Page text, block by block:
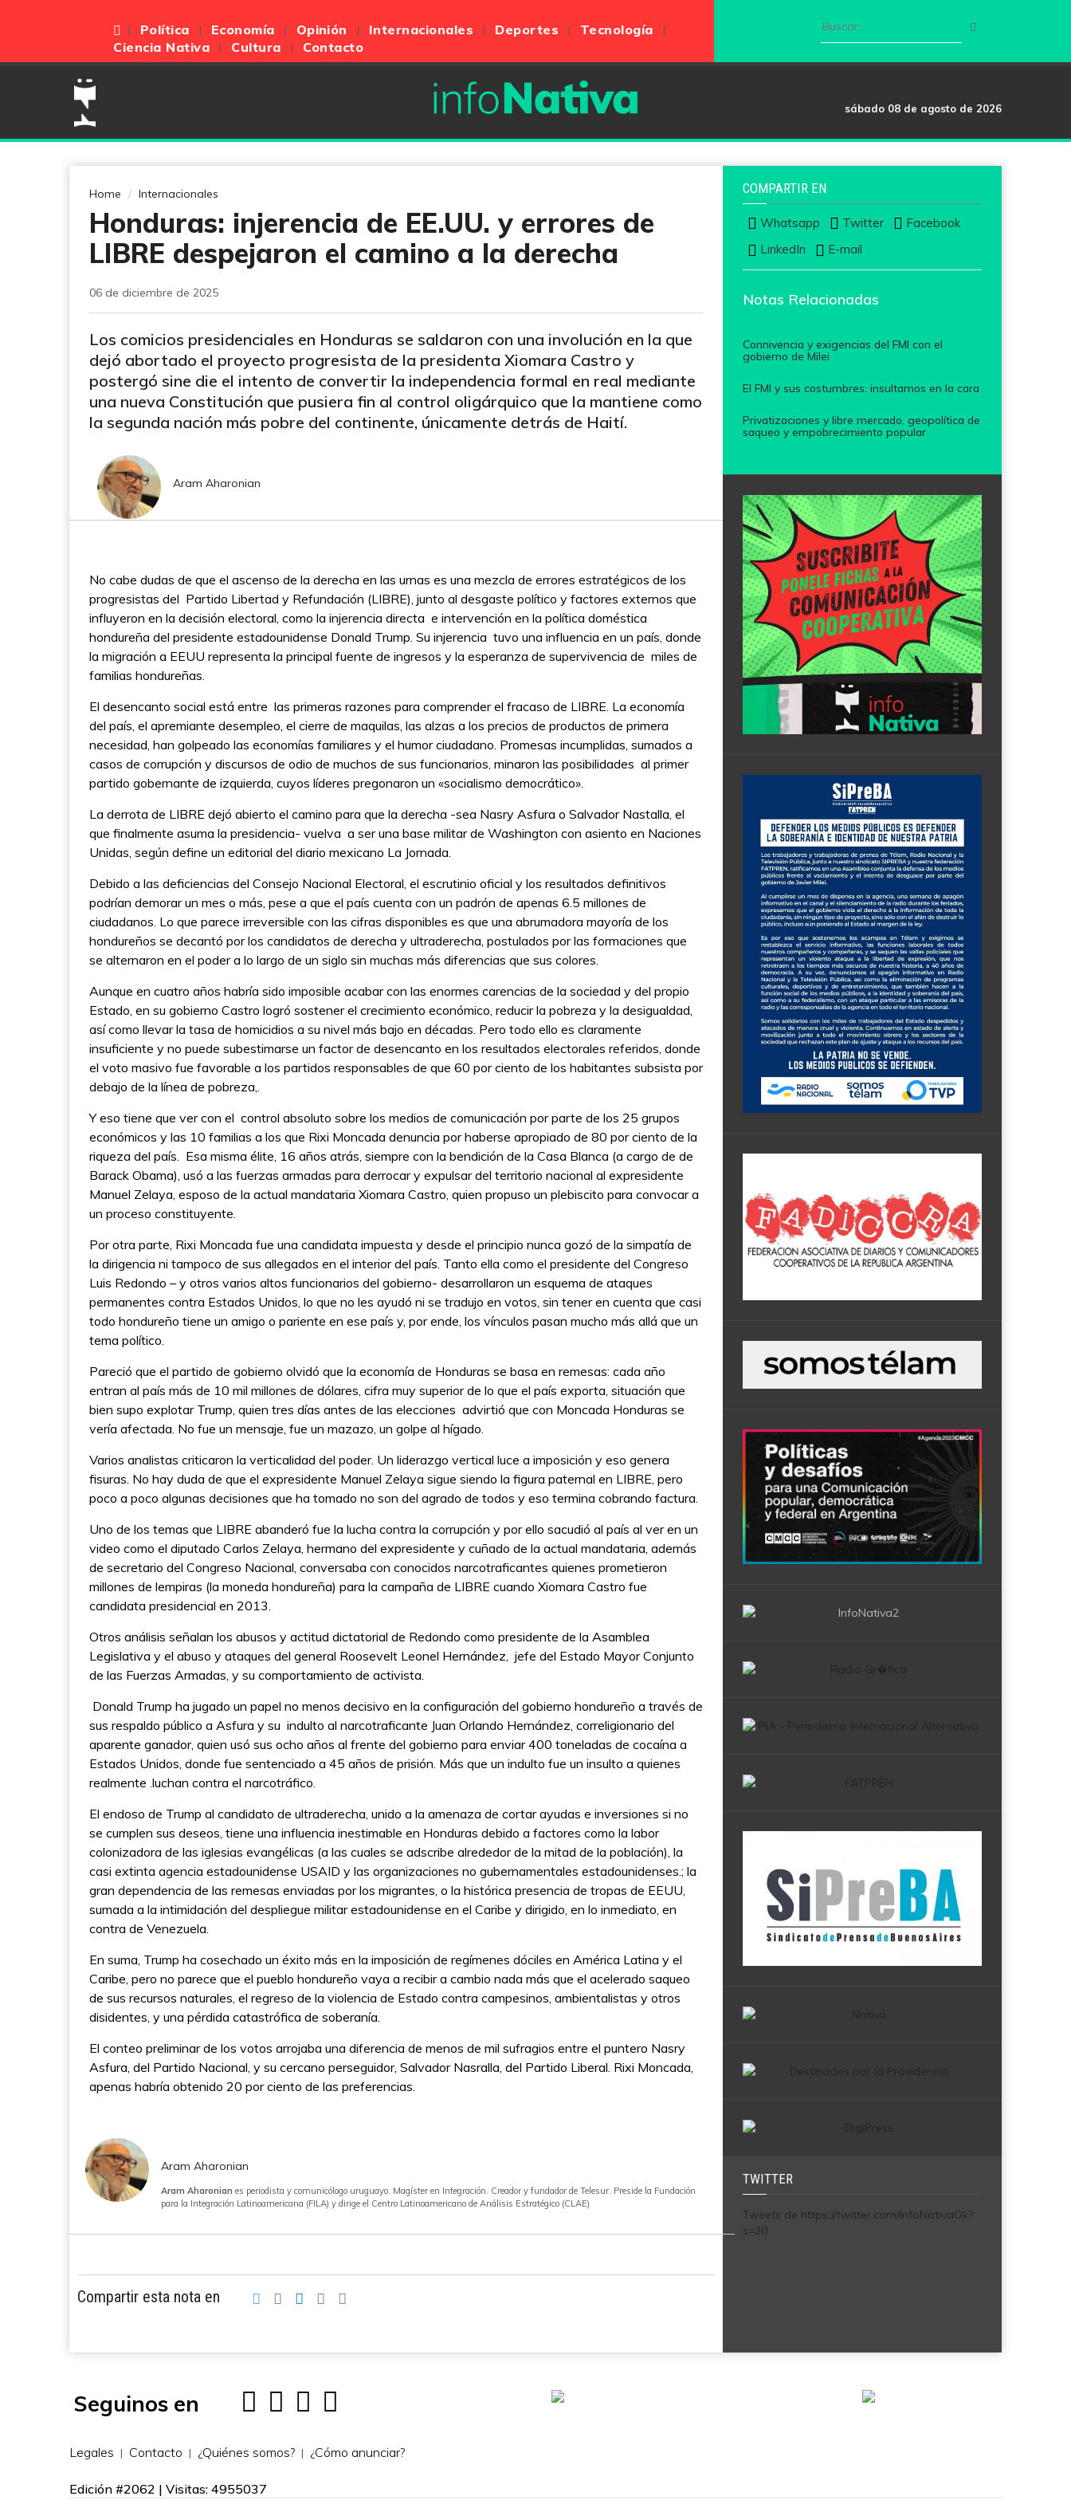
Política Economía Opinión Internacionales Deportes
Tecnología
Ciencia Nativa
Cultura Contacto
sábado 08 de agosto de 2026
Home Internacionales
Honduras: injerencia de EE.UU. y errores de
LIBRE despejaron el camino a la derecha
06 de diciembre de 2025
Los comicios presidenciales en Honduras se saldaron con una involución en la que
dejó abortado el proyecto progresista de la presidenta Xiomara Castro y
postergó sine die el intento de convertir la independencia formal en real mediante
una nueva Constitución que pusiera fin al control oligárquico que la mantiene como
la segunda nación más pobre del continente, únicamente detrás de Haití.
Aram Aharonian
No cabe dudas de que el ascenso de la derecha en las urnas es una mezcla de errores estratégicos de los
progresistas del Partido Libertad y Refundación (LIBRE), junto al desgaste político y factores externos que
influyeron en la decisión electoral, como la injerencia directa e intervención en la política doméstica
hondureña del presidente estadounidense Donald Trump. Su injerencia tuvo una influencia en un país, donde
la migración a EEUU representa la principal fuente de ingresos y la esperanza de supervivencia de miles de
familias hondureñas.
El desencanto social está entre las primeras razones para comprender el fracaso de LIBRE. La economía
del país, el apremiante desempleo, el cierre de maquilas, las alzas a los precios de productos de primera
necesidad, han golpeado las economías familiares y el humor ciudadano. Promesas incumplidas, sumados a
casos de corrupción y discursos de odio de muchos de sus funcionarios, minaron las posibilidades al primer
partido gobernante de izquierda, cuyos líderes pregonaron un «socialismo democrático».
La derrota de LIBRE dejó abierto el camino para que la derecha -sea Nasry Asfura o Salvador Nastalla, el
que finalmente asuma la presidencia- vuelva a ser una base militar de Washington con asiento en Naciones
Unidas, según define un editorial del diario mexicano La Jornada.
Debido a las deficiencias del Consejo Nacional Electoral, el escrutinio oficial y los resultados definitivos
podrían demorar un mes o más, pese a que el país cuenta con un padrón de apenas 6.5 millones de
ciudadanos. Lo que parece irreversible con las cifras disponibles es que una abrumadora mayoría de los
hondureños se decantó por los candidatos de derecha y ultraderecha, postulados por las formaciones que
se alternaron en el poder a lo largo de un siglo sin muchas más diferencias que sus colores.
Aunque en cuatro años habría sido imposible acabar con las enormes carencias de la sociedad y del propio
Estado, en su gobierno Castro logró sostener el crecimiento económico, reducir la pobreza y la desigualdad,
así como llevar la tasa de homicidios a su nivel más bajo en décadas. Pero todo ello es claramente
insuficiente y no puede subestimarse un factor de desencanto en los resultados electorales referidos, donde
el voto masivo fue favorable a los partidos responsables de que 60 por ciento de los habitantes subsista por
debajo de la línea de pobreza,.
Y eso tiene que ver con el control absoluto sobre los medios de comunicación por parte de los 25 grupos
económicos y las 10 familias a los que Rixi Moncada denuncia por haberse apropiado de 80 por ciento de la
riqueza del país. Esa misma élite, 16 años atrás, siempre con la bendición de la Casa Blanca (a cargo de de
Barack Obama), usó a las fuerzas armadas para derrocar y expulsar del territorio nacional al expresidente
Manuel Zelaya, esposo de la actual mandataria Xiomara Castro, quien propuso un plebiscito para convocar a
un proceso constituyente.
Por otra parte, Rixi Moncada fue una candidata impuesta y desde el principio nunca gozó de la simpatía de
la dirigencia ni tampoco de sus allegados en el interior del país. Tanto ella como el presidente del Congreso
Luis Redondo – y otros varios altos funcionarios del gobierno- desarrollaron un esquema de ataques
permanentes contra Estados Unidos, lo que no les ayudó ni se tradujo en votos, sin tener en cuenta que casi
todo hondureño tiene un amigo o pariente en ese país y, por ende, los vínculos pasan mucho más allá que un
tema político.
Pareció que el partido de gobierno olvidó que la economía de Honduras se basa en remesas: cada año
entran al país más de 10 mil millones de dólares, cifra muy superior de lo que el país exporta, situación que
bien supo explotar Trump, quien tres días antes de las elecciones advirtió que con Moncada Honduras se
vería afectada. No fue un mensaje, fue un mazazo, un golpe al hígado.
Varios analistas criticaron la verticalidad del poder. Un liderazgo vertical luce a imposición y eso genera
fisuras. No hay duda de que el expresidente Manuel Zelaya sigue siendo la figura paternal en LIBRE, pero
poco a poco algunas decisiones que ha tomado no son del agrado de todos y eso termina cobrando factura.
Uno de los temas que LIBRE abanderó fue la lucha contra la corrupción y por ello sacudió al país al ver en un
video como el diputado Carlos Zelaya, hermano del expresidente y cuñado de la actual mandataria, además
de secretario del Congreso Nacional, conversaba con conocidos narcotraficantes quienes prometieron
millones de lempiras (la moneda hondureña) para la campaña de LIBRE cuando Xiomara Castro fue
candidata presidencial en 2013.
Otros análisis señalan los abusos y actitud dictatorial de Redondo como presidente de la Asamblea
Legislativa y el abuso y ataques del general Roosevelt Leonel Hernández, jefe del Estado Mayor Conjunto
de las Fuerzas Armadas, y su comportamiento de activista.
Donald Trump ha jugado un papel no menos decisivo en la configuración del gobierno hondureño a través de
sus respaldo público a Asfura y su indulto al narcotraficante Juan Orlando Hernández, correligionario del
aparente ganador, quien usó sus ocho años al frente del gobierno para enviar 400 toneladas de cocaína a
Estados Unidos, donde fue sentenciado a 45 años de prisión. Más que un indulto fue un insulto a quienes
realmente .luchan contra el narcotráfico.
El endoso de Trump al candidato de ultraderecha, unido a la amenaza de cortar ayudas e inversiones si no
se cumplen sus deseos, tiene una influencia inestimable en Honduras debido a factores como la labor
colonizadora de las iglesias evangélicas (a las cuales se adscribe alrededor de la mitad de la población), la
casi extinta agencia estadounidense USAID y las organizaciones no gubernamentales estadounidenses.; la
gran dependencia de las remesas enviadas por los migrantes, o la histórica presencia de tropas de EEUU,
sumada a la intimidación del despliegue militar estadounidense en el Caribe y dirigido, en lo inmediato, en
contra de Venezuela.
En suma, Trump ha cosechado un éxito más en la imposición de regímenes dóciles en América Latina y el
Caribe, pero no parece que el pueblo hondureño vaya a recibir a cambio nada más que el acelerado saqueo
de sus recursos naturales, el regreso de la violencia de Estado contra campesinos, ambientalistas y otros
disidentes, y una pérdida catastrófica de soberanía.
El conteo preliminar de los votos arrojaba una diferencia de menos de mil sufragios entre el puntero Nasry
Asfura, del Partido Nacional, y su cercano perseguidor, Salvador Nasralla, del Partido Liberal. Rixi Moncada,
apenas habría obtenido 20 por ciento de las preferencias.
Aram Aharonian
Aram Aharonian es periodista y comunicólogo uruguayo. Magíster en Integración. Creador y fundador de Telesur. Preside la Fundación
para la Integración Latinoamericana (FILA) y dirige el Centro Latinoamericano de Análisis Estratégico (CLAE)
Compartir esta nota en
COMPARTIR EN
Whatsapp Twitter
Facebook
LinkedIn
E-mail
Notas Relacionadas
Connivencia y exigencias del FMI con el
gobierno de Milei
El FMI y sus costumbres: insultarnos en la cara
Privatizaciones y libre mercado, geopolítica de
saqueo y empobrecimiento popular
TWITTER
Tweets de https://twitter.com/InfoNativaOk?
s=20
Seguinos en
Legales Contacto ¿Quiénes somos? ¿Cómo anunciar?
Edición #2062 | Visitas: 4955037